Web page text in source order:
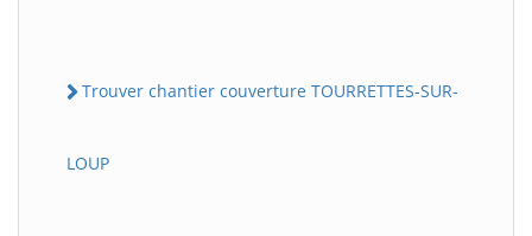
Trouver chantier couverture TOURRETTES-SUR-
LOUP